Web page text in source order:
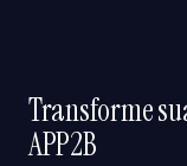
Transforme
APP2B